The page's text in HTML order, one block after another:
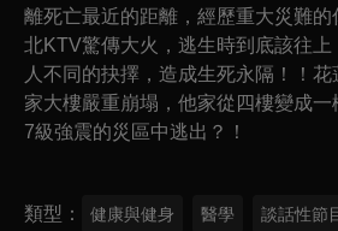
離死亡最近的距離，經歷重大災難的
北KTV驚傳大火，逃生時到底該往
人不同的抉擇，造成生死永隔！！
家大樓嚴重崩塌，他家從四樓變成
7級強震的災區中逃出？！
類型 健康與健身 醫學 談話性節